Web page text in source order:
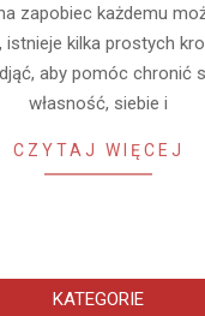
zapobiec każdemu
istnieje kilka prostych
aby pomóc chronić
własność, siebie i
CZYTAJ WIĘCEJ
KATEGORIE